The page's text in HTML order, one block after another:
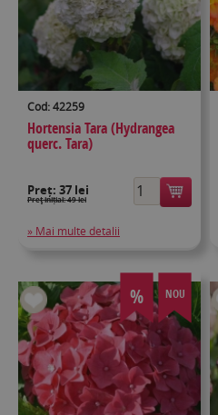
Cod: 42259
Hortensia Tara (Hydrangea
querc. Tara)
Preț: 37 lei
Preţ inițial: 49 lei
» Mai multe detalii
% NOU